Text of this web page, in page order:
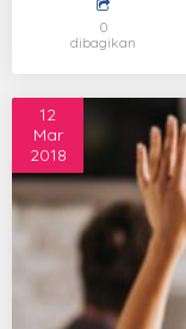
0
dibagikan
12
Mar
2018